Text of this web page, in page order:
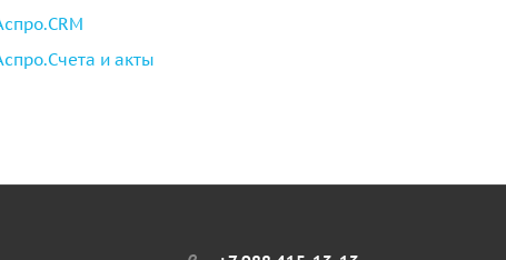
и акты